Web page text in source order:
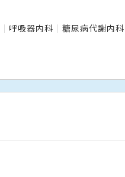
呼吸器内科 糖尿病代謝内科